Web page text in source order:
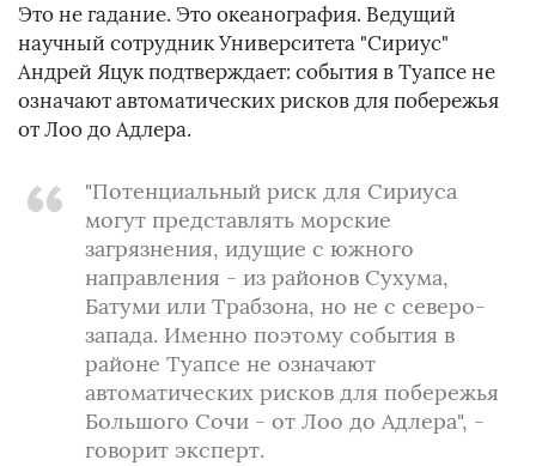
Это не гадание. Это океанография. Ведущий
научный сотрудник Университета "Сириус"
Андрей Яцук подтверждает: события в Туапсе не
означают автоматических рисков для побережья
от Лоо до Адлера.
"Потенциальный риск для Сириуса
могут представлять морские
загрязнения, идущие с южного
направления - из районов Сухума,
Батуми или Трабзона, но не с северо-
запада. Именно поэтому события в
районе Туапсе не означают
автоматических рисков для побережья
Большого Сочи - от Лоо до Адлера", -
говорит эксперт.